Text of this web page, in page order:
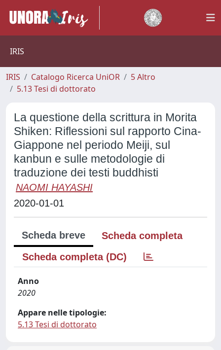
IRIS
IRIS Catalogo Ricerca UniOR
5 Altro
5.13 Tesi di dottorato
La questione della scrittura in Morita
Shiken: Riflessioni sul rapporto Cina-
Giappone nel periodo Meiji, sul
kanbun e sulle metodologie di
traduzione dei testi buddhisti
NAOMI HAYASHI
2020-01-01
Scheda breve
Scheda completa
Scheda completa (DC)
Anno
2020
Appare nelle tipologie:
5.13 Tesi di dottorato